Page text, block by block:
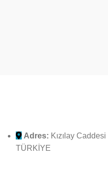
Adres: Kızılay
TÜRKİYE